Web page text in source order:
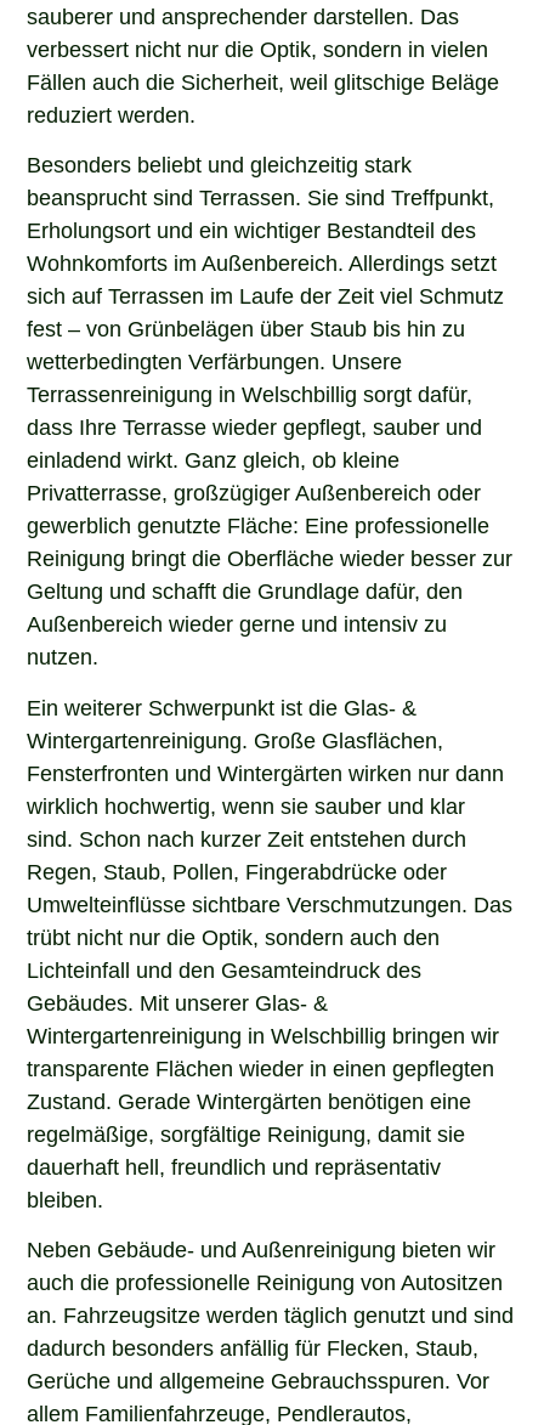
sauberer und ansprechender darstellen. Das
verbessert nicht nur die Optik, sondern in vielen
Fällen auch die Sicherheit, weil glitschige Beläge
reduziert werden.
Besonders beliebt und gleichzeitig stark
beansprucht sind Terrassen. Sie sind Treffpunkt,
Erholungsort und ein wichtiger Bestandteil des
Wohnkomforts im Außenbereich. Allerdings setzt
sich auf Terrassen im Laufe der Zeit viel Schmutz
fest – von Grünbelägen über Staub bis hin zu
wetterbedingten Verfärbungen. Unsere
Terrassenreinigung in Welschbillig sorgt dafür,
dass Ihre Terrasse wieder gepflegt, sauber und
einladend wirkt. Ganz gleich, ob kleine
Privatterrasse, großzügiger Außenbereich oder
gewerblich genutzte Fläche: Eine professionelle
Reinigung bringt die Oberfläche wieder besser zur
Geltung und schafft die Grundlage dafür, den
Außenbereich wieder gerne und intensiv zu
nutzen.
Ein weiterer Schwerpunkt ist die Glas- &
Wintergartenreinigung. Große Glasflächen,
Fensterfronten und Wintergärten wirken nur dann
wirklich hochwertig, wenn sie sauber und klar
sind. Schon nach kurzer Zeit entstehen durch
Regen, Staub, Pollen, Fingerabdrücke oder
Umwelteinflüsse sichtbare Verschmutzungen. Das
trübt nicht nur die Optik, sondern auch den
Lichteinfall und den Gesamteindruck des
Gebäudes. Mit unserer Glas- &
Wintergartenreinigung in Welschbillig bringen wir
transparente Flächen wieder in einen gepflegten
Zustand. Gerade Wintergärten benötigen eine
regelmäßige, sorgfältige Reinigung, damit sie
dauerhaft hell, freundlich und repräsentativ
bleiben.
Neben Gebäude- und Außenreinigung bieten wir
auch die professionelle Reinigung von Autositzen
an. Fahrzeugsitze werden täglich genutzt und sind
dadurch besonders anfällig für Flecken, Staub,
Gerüche und allgemeine Gebrauchsspuren. Vor
allem Familienfahrzeuge, Pendlerautos,